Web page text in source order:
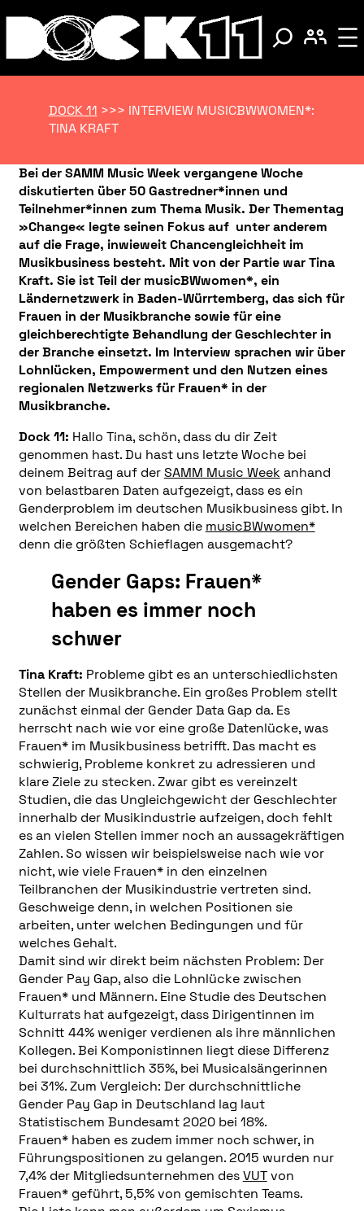
DOCK 11 >>> INTERVIEW MUSICBWWOMEN*:
TINA KRAFT
Bei der SAMM Music Week vergangene Woche
diskutierten über 50 Gastredner*innen und
Teilnehmer*innen zum Thema Musik. Der Thementag
»Change« legte seinen Fokus auf unter anderem
auf die Frage, inwieweit Chancengleichheit im
Musikbusiness besteht. Mit von der Partie war Tina
Kraft. Sie ist Teil der musicBWwomen*, ein
Ländernetzwerk in Baden-Würrtemberg, das sich für
Frauen in der Musikbranche sowie für eine
gleichberechtigte Behandlung der Geschlechter in
der Branche einsetzt. Im Interview sprachen wir über
Lohnlücken, Empowerment und den Nutzen eines
regionalen Netzwerks für Frauen* in der
Musikbranche.
Dock 11: Hallo Tina, schön, dass du dir Zeit
genommen hast. Du hast uns letzte Woche bei
deinem Beitrag auf derSAMM Music Week anhand
von belastbaren Daten aufgezeigt, dass es ein
Genderproblem im deutschen Musikbusiness gibt. In
welchen Bereichen haben die musicBWwomen*
denn die größten Schieflagen ausgemacht?
Gender Gaps: Frauen*
haben es immer noch
schwer
Tina Kraft: Probleme gibt es an unterschiedlichsten
Stellen der Musikbranche. Ein großes Problem stellt
zunächst einmal der Gender Data Gap da. Es
herrscht nach wie vor eine große Datenlücke, was
Frauen* im Musikbusiness betrifft. Das macht es
schwierig, Probleme konkret zu adressieren und
klare Ziele zu stecken. Zwar gibt es vereinzelt
Studien, die das Ungleichgewicht der Geschlechter
innerhalb der Musikindustrie aufzeigen, doch fehlt
es an vielen Stellen immer noch an aussagekräftigen
Zahlen. So wissen wir beispielsweise nach wie vor
nicht, wie viele Frauen* in den einzelnen
Teilbranchen der Musikindustrie vertreten sind.
Geschweige denn, in welchen Positionen sie
arbeiten, unter welchen Bedingungen und für
welches Gehalt.
Damit sind wir direkt beim nächsten Problem: Der
Gender Pay Gap, also die Lohnlücke zwischen
Frauen* und Männern. Eine Studie des Deutschen
Kulturrats hat aufgezeigt, dass Dirigentinnen im
Schnitt 44% weniger verdienen als ihre männlichen
Kollegen. Bei Komponistinnen liegt diese Differenz
bei durchschnittlich 35%, bei Musicalsängerinnen
bei 31%. Zum Vergleich: Der durchschnittliche
Gender Pay Gap in Deutschland lag laut
Statistischem Bundesamt 2020 bei 18%.
Frauen* haben es zudem immer noch schwer, in
Führungspositionen zu gelangen. 2015 wurden nur
7,4% der Mitgliedsunternehmen desVUTvon
Frauen* geführt, 5,5% von gemischten Teams.